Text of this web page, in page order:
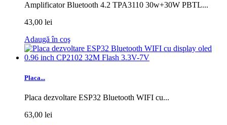
Amplificator Bluetooth 4.2 TPA3110 30w+30W PBTL...
43,00 lei
Adaugă în coş
Placa...
Placa dezvoltare ESP32 Bluetooth WIFI cu...
63,00 lei